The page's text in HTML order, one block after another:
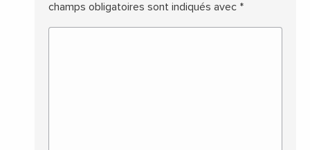
champs obligatoires sont indiqués avec *